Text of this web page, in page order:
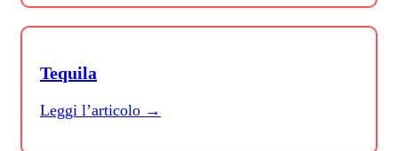
Tequila
Leggi l’articolo →